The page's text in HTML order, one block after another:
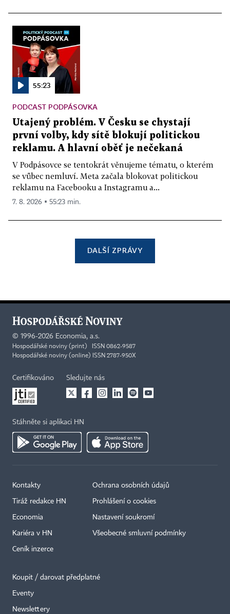
55:23
PODCAST PODPÁSOVKA
Utajený problém. V Česku se chystají
první volby, kdy sítě blokují politickou
reklamu. A hlavní oběť je nečekaná
V Podpásovce se tentokrát věnujeme tématu, o kterém
se vůbec nemluví. Meta začala blokovat politickou
reklamu na Facebooku a Instagramu a...
7. 8. 2026 ▪ 55:23 min.
DALŠÍ ZPRÁVY
© 1996-2026 Economia, a.s.
Hospodářské noviny (print) ISSN 0862-9587
Hospodářské noviny (online) ISSN 2787-950X
Certifikováno Sledujte nás
Stáhněte si aplikaci HN
Kontakty
Tiráž redakce HN
Economia
Kariéra v HN
Ceník inzerce
Ochrana osobních údajů
Prohlášení o cookies
Nastavení soukromí
Všeobecné smluvní podmínky
Koupit / darovat předplatné
Eventy
Newslettery